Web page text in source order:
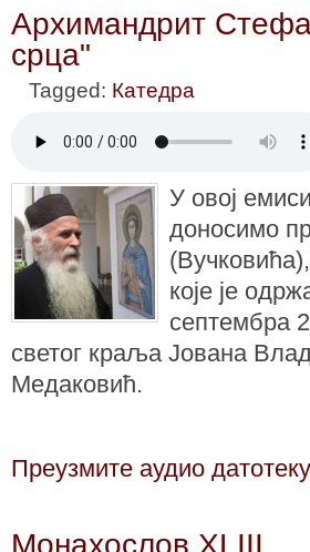
Архимандрит
срца"
Tagged: Катедра
У овој
доносимо
које је
септембра
светог краља Јована
Медаковић.
Преузмите аудио датотеку
Монахослов XLIII